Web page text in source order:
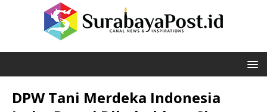
DPW Tani Merdeka Indonesia